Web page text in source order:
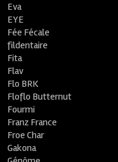
Eva
EYE
Fée Fécale
fildentaire
Fita
Flav
Flo BRK
Floflo Butternut
Fourmi
Franz France
Froe Char
Gakona